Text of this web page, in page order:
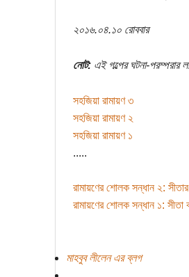
২০১৬.০৪.১০ রোববার
নোট:এই গল্পের ঘটনা-পরম্পরার
সহজিয়া রামায়ণ ৩
সহজিয়া রামায়ণ ২
সহজিয়া রামায়ণ ১
.....
রামায়ণের শোলক সন্ধান ২:
রামায়ণের শোলক সন্ধান ১: সীতা
মাহবুব লীলেন এর ব্লগ